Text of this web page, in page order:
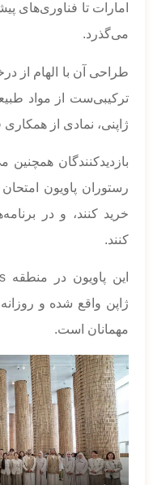
امارات تا فناوری‌های
می‌گذرد.
طراحی آن با الهام از
ترکیبی‌ست از مواد
ژاپنی، نمادی از
بازدیدکنندگان همچنین
رستوران پاویون
خرید کنند، و در
کنند.
مهمانان است.